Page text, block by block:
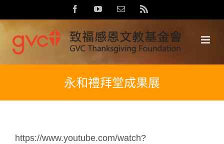
to
content
FacebookYouTubeEmail:
永和禮拜堂成果展
https://www.youtube.com/watch?